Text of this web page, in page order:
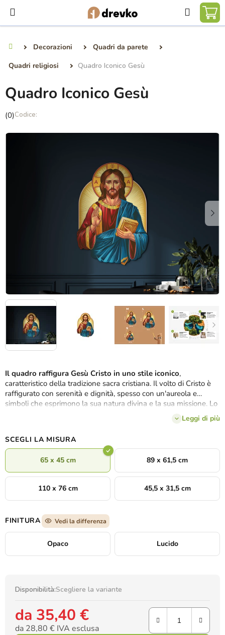
contenuto
Ricerca
Decorazioni
Quadri da parete
Quadri religiosi
Quadro Iconico Gesù
Il quadro raffigura Gesù Cristo in uno stile iconico,
caratteristico della tradizione sacra cristiana. Il volto di Cristo è
raffigurato con serenità e dignità, spesso con un'aureola e
simboli che esprimono la sua natura divina e la sua missione. Lo
stile iconografico sottolinea l'atemporalità e la profondità
spirituale, come espressione visiva della fede, della speranza e
Leggi di più
SCEGLI LA MISURA
65 x 45 cm 89 x 61,5 cm
110 x 76 cm 45,5 x 31,5 cm
FINITURA Vedi la differenza
Opaco Lucido
Disponibilità:Scegliere la variante
da 35,40 €
da 28,80 € IVA esclusa
Quadro Iconico Gesù
La
media
(0)